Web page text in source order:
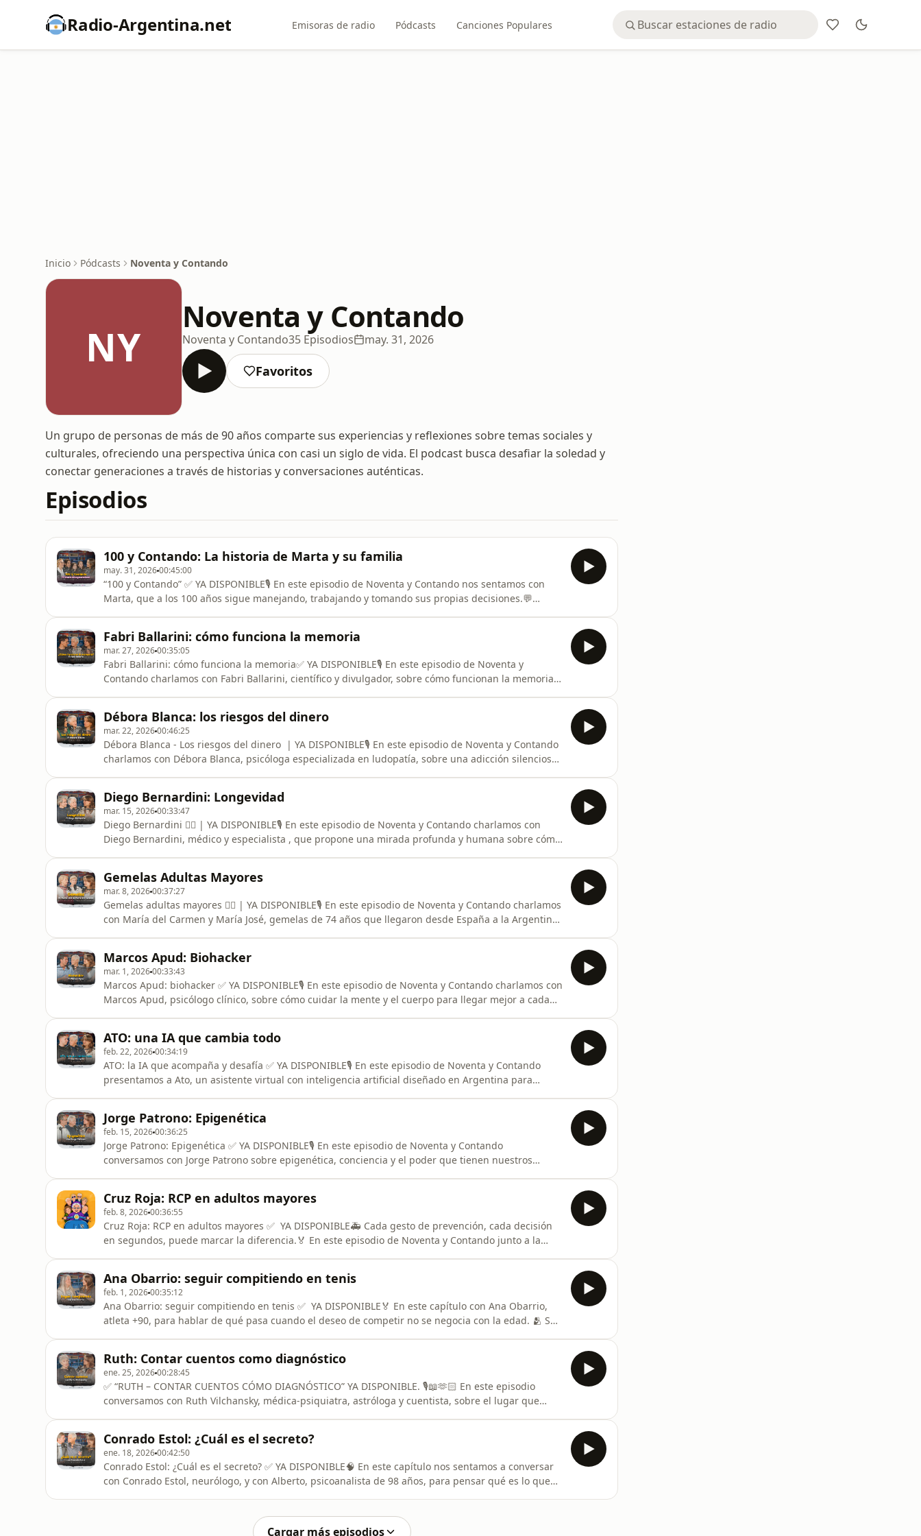
Radio-Argentina.net Emisoras de radio Pódcasts Canciones Populares
Inicio Pódcasts Noventa y Contando
NY
Noventa y Contando
Noventa y Contando35 Episodios may. 31, 2026
Favoritos
Un grupo de personas de más de 90 años comparte sus experiencias y reflexiones sobre temas sociales y
culturales, ofreciendo una perspectiva única con casi un siglo de vida. El podcast busca desafiar la soledad y
conectar generaciones a través de historias y conversaciones auténticas.
Episodios
100 y Contando: La historia de Marta y su familia
may. 31, 202600:45:00
“100 y Contando” ✅ YA DISPONIBLE🎙️ En este episodio de Noventa y Contando nos sentamos con
Marta, que a los 100 años sigue manejando, trabajando y tomando sus propias decisiones.💬
vida.👵👩👧👧 Cuatro generaciones e
Fabri Ballarini: cómo funciona la memoria
mar. 27, 202600:35:05
Fabri Ballarini: cómo funciona la memoria✅ YA DISPONIBLE🎙️ En este episodio de Noventa y
Contando charlamos con Fabri Ballarini, científico y divulgador, sobre cómo funcionan la memoria,
vínculos para una
Débora Blanca: los riesgos del dinero
mar. 22, 202600:46:25
Débora Blanca - Los riesgos del dinero | YA DISPONIBLE🎙️ En este episodio de Noventa y Contando
charlamos con Débora Blanca, psicóloga especializada en ludopatía, sobre una adicción silenciosa
volverse riesgo. 👵🏻 Se
Diego Bernardini: Longevidad
mar. 15, 202600:33:47
Diego Bernardini 👨‍⚕️ | YA DISPONIBLE🎙️ En este episodio de Noventa y Contando charlamos con
Diego Bernardini, médico y especialista , que propone una mirada profunda y humana sobre cómo
los hábitos, los v
Gemelas Adultas Mayores
mar. 8, 202600:37:27
Gemelas adultas mayores 👯‍♀️ | YA DISPONIBLE🎙️ En este episodio de Noventa y Contando charlamos
con María del Carmen y María José, gemelas de 74 años que llegaron desde España a la Argentina
🙌🏻 De la máquina de
Marcos Apud: Biohacker
mar. 1, 202600:33:43
Marcos Apud: biohacker ✅ YA DISPONIBLE🎙️ En este episodio de Noventa y Contando charlamos con
Marcos Apud, psicólogo clínico, sobre cómo cuidar la mente y el cuerpo para llegar mejor a cada
sin que nos domine. C
ATO: una IA que cambia todo
feb. 22, 202600:34:19
ATO: la IA que acompaña y desafía ✅ YA DISPONIBLE🎙️ En este episodio de Noventa y Contando
presentamos a Ato, un asistente virtual con inteligencia artificial diseñado en Argentina para
WhatsApp a familiares, todo me
Jorge Patrono: Epigenética
feb. 15, 202600:36:25
Jorge Patrono: Epigenética ✅ YA DISPONIBLE🎙️ En este episodio de Noventa y Contando
conversamos con Jorge Patrono sobre epigenética, conciencia y el poder que tienen nuestros
el ritmo acelerado de la sociedad im
Cruz Roja: RCP en adultos mayores
feb. 8, 202600:36:55
Cruz Roja: RCP en adultos mayores ✅ YA DISPONIBLE🚑 Cada gesto de prevención, cada decisión
en segundos, puede marcar la diferencia.🏅 En este episodio de Noventa y Contando junto a la
pregunta que nos atraviesa
Ana Obarrio: seguir compitiendo en tenis
feb. 1, 202600:35:12
Ana Obarrio: seguir compitiendo en tenis ✅ YA DISPONIBLE🏅 En este capítulo con Ana Obarrio,
atleta +90, para hablar de qué pasa cuando el deseo de competir no se negocia con la edad. 🫂 Se
atraviesa a Noventa
Ruth: Contar cuentos como diagnóstico
ene. 25, 202600:28:45
✅ “RUTH – CONTAR CUENTOS CÓMO DIAGNÓSTICO” YA DISPONIBLE. 🎙️📖🫶🏻 En este episodio
conversamos con Ruth Vilchansky, médica-psiquiatra, astróloga y cuentista, sobre el lugar que
espiritualidad en el envejecimiento saluda
Conrado Estol: ¿Cuál es el secreto?
ene. 18, 202600:42:50
Conrado Estol: ¿Cuál es el secreto? ✅ YA DISPONIBLE🧠 En este capítulo nos sentamos a conversar
con Conrado Estol, neurólogo, y con Alberto, psicoanalista de 98 años, para pensar qué es lo que
Cargar más episodios